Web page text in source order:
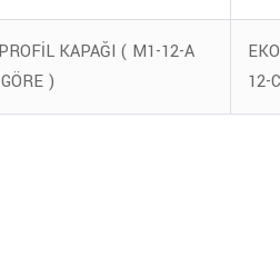
KAPAĞI ( M1-12-A
)
12-